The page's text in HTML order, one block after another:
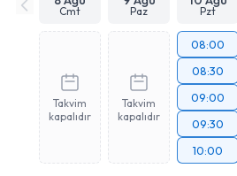
Cmt Paz Pzt
Takvim
kapalıdır
Takvim
kapalıdır
08:00
08:30
09:00
09:30
10:00